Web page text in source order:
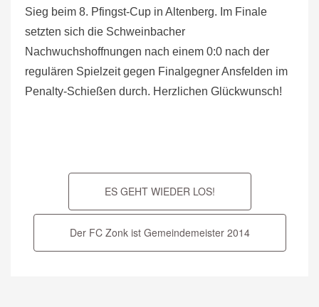
Sieg beim 8. Pfingst-Cup in Altenberg. Im Finale
setzten sich die Schweinbacher
Nachwuchshoffnungen nach einem 0:0 nach der
regulären Spielzeit gegen Finalgegner Ansfelden im
Penalty-Schießen durch. Herzlichen Glückwunsch!
ES GEHT WIEDER LOS!
Der FC Zonk ist Gemeindemeister 2014